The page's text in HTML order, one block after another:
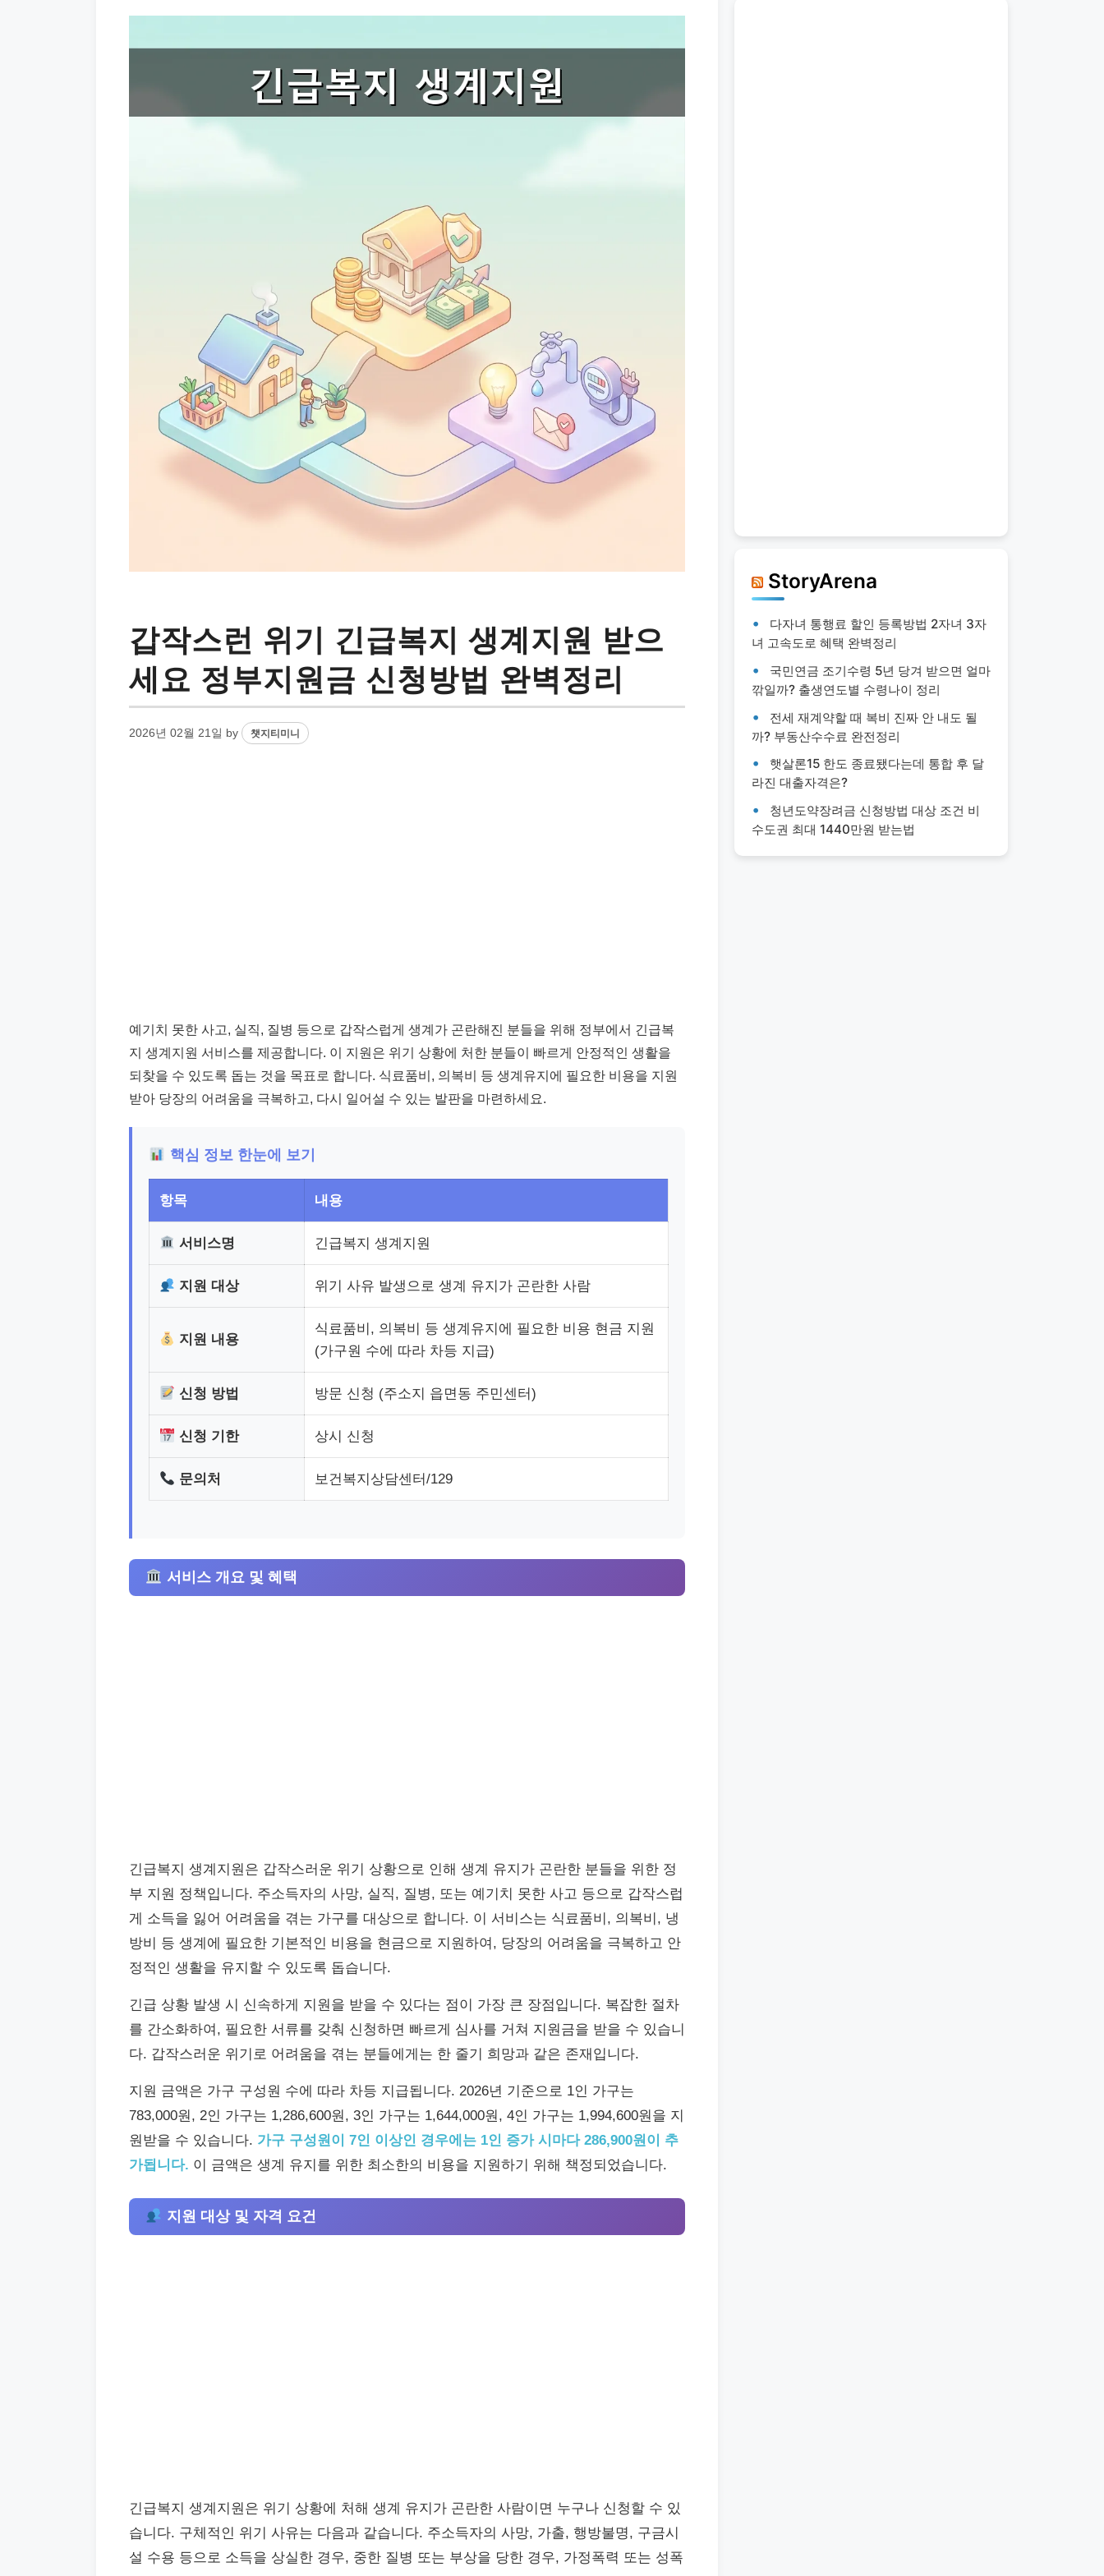
갑작스런 위기 긴급복지 생계지원 받으
세요 정부지원금 신청방법 완벽정리
2026년 02월 21일 by 챗지티미니
예기치 못한 사고, 실직, 질병 등으로 갑작스럽게 생계가 곤란해진 분들을 위해 정부에서 긴급복
지 생계지원 서비스를 제공합니다. 이 지원은 위기 상황에 처한 분들이 빠르게 안정적인 생활을
되찾을 수 있도록 돕는 것을 목표로 합니다. 식료품비, 의복비 등 생계유지에 필요한 비용을 지원
받아 당장의 어려움을 극복하고, 다시 일어설 수 있는 발판을 마련하세요.
핵심 정보 한눈에 보기
항목 내용
서비스명 긴급복지 생계지원
지원 대상 위기 사유 발생으로 생계 유지가 곤란한 사람
지원 내용
식료품비, 의복비 등 생계유지에 필요한 비용 현금 지원
(가구원 수에 따라 차등 지급)
신청 방법 방문 신청 (주소지 읍면동 주민센터)
신청 기한 상시 신청
문의처 보건복지상담센터/129
서비스 개요 및 혜택
긴급복지 생계지원은 갑작스러운 위기 상황으로 인해 생계 유지가 곤란한 분들을 위한 정
부 지원 정책입니다. 주소득자의 사망, 실직, 질병, 또는 예기치 못한 사고 등으로 갑작스럽
게 소득을 잃어 어려움을 겪는 가구를 대상으로 합니다. 이 서비스는 식료품비, 의복비, 냉
방비 등 생계에 필요한 기본적인 비용을 현금으로 지원하여, 당장의 어려움을 극복하고 안
정적인 생활을 유지할 수 있도록 돕습니다.
긴급 상황 발생 시 신속하게 지원을 받을 수 있다는 점이 가장 큰 장점입니다. 복잡한 절차
를 간소화하여, 필요한 서류를 갖춰 신청하면 빠르게 심사를 거쳐 지원금을 받을 수 있습니
다. 갑작스러운 위기로 어려움을 겪는 분들에게는 한 줄기 희망과 같은 존재입니다.
지원 금액은 가구 구성원 수에 따라 차등 지급됩니다. 2026년 기준으로 1인 가구는
783,000원, 2인 가구는 1,286,600원, 3인 가구는 1,644,000원, 4인 가구는 1,994,600원을 지
원받을 수 있습니다. 가구 구성원이 7인 이상인 경우에는 1인 증가 시마다 286,900원이 추
가됩니다. 이 금액은 생계 유지를 위한 최소한의 비용을 지원하기 위해 책정되었습니다.
지원 대상 및 자격 요건
긴급복지 생계지원은 위기 상황에 처해 생계 유지가 곤란한 사람이면 누구나 신청할 수 있
습니다. 구체적인 위기 사유는 다음과 같습니다. 주소득자의 사망, 가출, 행방불명, 구금시
설 수용 등으로 소득을 상실한 경우, 중한 질병 또는 부상을 당한 경우, 가정폭력 또는 성폭
StoryArena
다자녀 통행료 할인 등록방법 2자녀 3자
녀 고속도로 혜택 완벽정리
국민연금 조기수령 5년 당겨 받으면 얼마
깎일까? 출생연도별 수령나이 정리
전세 재계약할 때 복비 진짜 안 내도 될
까? 부동산수수료 완전정리
햇살론15 한도 종료됐다는데 통합 후 달
라진 대출자격은?
청년도약장려금 신청방법 대상 조건 비
수도권 최대 1440만원 받는법